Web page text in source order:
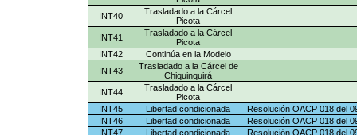
INT40
Trasladado a la Cárcel
Picota
INT41
Trasladado a la Cárcel
Picota
INT42
Continúa en la Modelo
INT43
Trasladado a la Cárcel de
Chiquinquirá
INT44
Trasladado a la Cárcel
Picota
INT45
Libertad condicionada
Resolución OACP 018 del
INT46
Libertad condicionada
Resolución OACP 018 del
INT47
Libertad condicionada
Resolución OACP 018 del